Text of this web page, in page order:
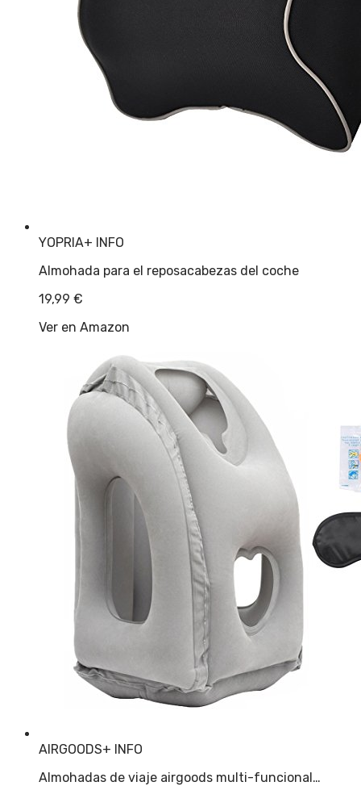
YOPRIA+ INFO
Almohada para el reposacabezas del coche
19,99 €
Ver en Amazon
AIRGOODS+ INFO
Almohadas de viaje airgoods multi-funcional…